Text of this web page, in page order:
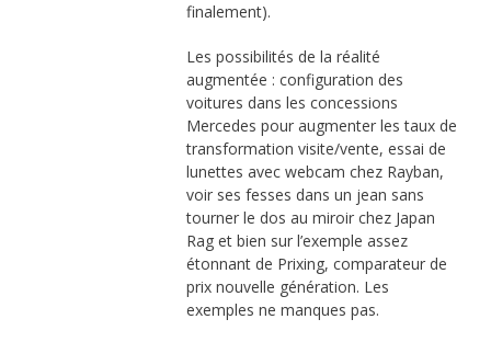
finalement).
Les possibilités de la réalité
augmentée : configuration des
voitures dans les concessions
Mercedes pour augmenter les taux de
transformation visite/vente, essai de
lunettes avec webcam chez Rayban,
voir ses fesses dans un jean sans
tourner le dos au miroir chez Japan
Rag et bien sur l’exemple assez
étonnant de Prixing, comparateur de
prix nouvelle génération. Les
exemples ne manques pas.